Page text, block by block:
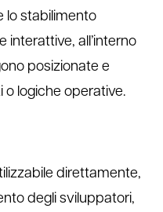
lo stabilimento
all’interno
posizionate e
o logiche operative.
direttamente,
degli sviluppatori,